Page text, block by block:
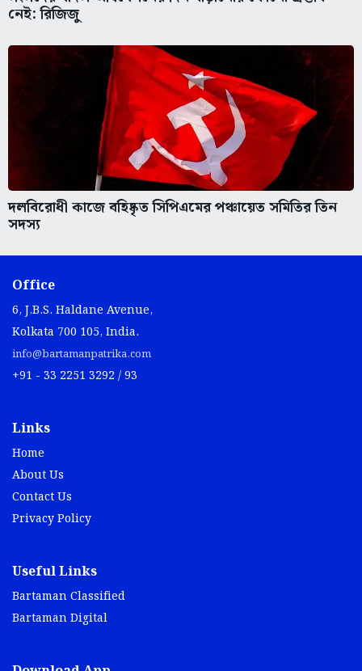
নেই: রিজিজু
দলবিরোধী কাজে বহিষ্কৃত সিপিএমের পঞ্চায়েত সমিতির তিন
সদস্য
Office
6, J.B.S. Haldane Avenue,
Kolkata 700 105, India.
info@bartamanpatrika.com
+91 - 33 2251 3292 / 93
Links
Home
About Us
Contact Us
Privacy Policy
Useful Links
Bartaman Classified
Bartaman Digital